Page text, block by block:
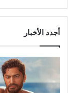
أجدد الأخبار